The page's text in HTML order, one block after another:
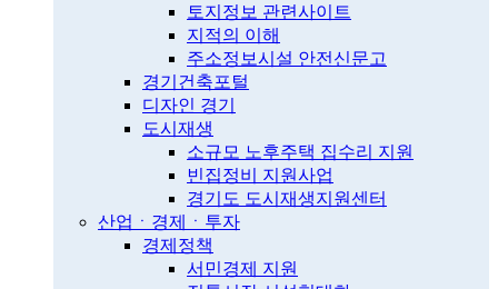
토지정보 관련사이트
지적의 이해
주소정보시설 안전신문고
경기건축포털
디자인 경기
도시재생
소규모 노후주택 집수리 지원
빈집정비 지원사업
경기도 도시재생지원센터
산업ㆍ경제ㆍ투자
경제정책
서민경제 지원